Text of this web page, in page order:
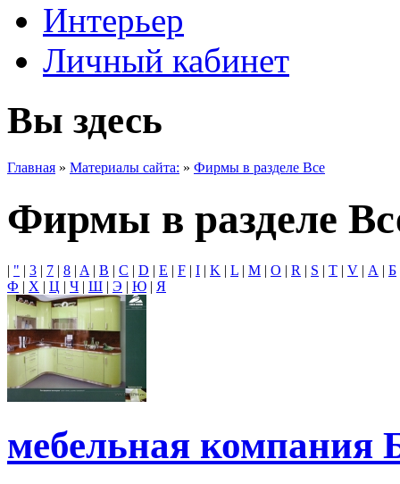
Интерьер
Личный кабинет
Вы здесь
Главная » Материалы сайта: » Фирмы в разделе Все
Фирмы в разделе
| " | 3 | 7 | 8 | A | B | C | D | E | F | I | K | L | M | O | R | S | T | V | А | Б
Ф | Х | Ц | Ч | Ш | Э | Ю | Я
мебельная компания